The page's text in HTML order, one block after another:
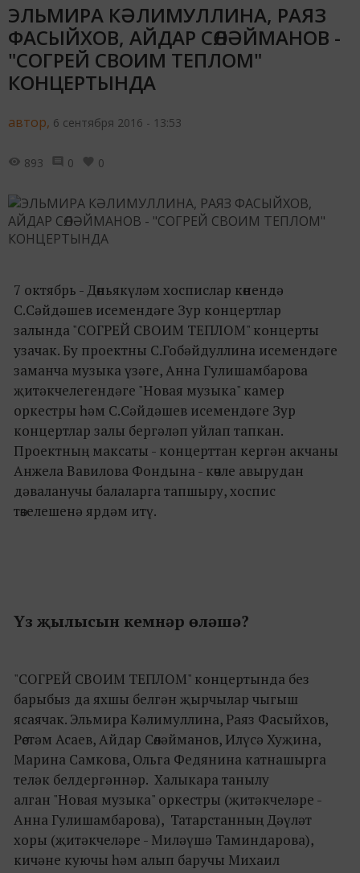
ЭЛЬМИРА КӘЛИМУЛЛИНА, РАЯЗ
ФАСЫЙХОВ, АЙДАР СӨЛӘЙМАНОВ -
"СОГРЕЙ СВОИМ ТЕПЛОМ"
КОНЦЕРТЫНДА
автор, 6 сентября 2016 - 13:53
893 0 0
7 октябрь - Дөньякүләм хоспислар көнендә
С.Сәйдәшев исемендәге Зур концертлар
залында "СОГРЕЙ СВОИМ ТЕПЛОМ" концерты
узачак. Бу проектны С.Гобәйдуллина исемендәге
заманча музыка үзәге, Анна Гулишамбарова
җитәкчелегендәге "Новая музыка" камер
оркестры һәм С.Сәйдәшев исемендәге Зур
концертлар залы бергәләп уйлап тапкан.
Проектның максаты - концерттан кергән акчаны
Анжела Вавилова Фондына - көчле авырудан
дәваланучы балаларга тапшыру, хоспис
төзелешенә ярдәм итү.
Үз җылысын кемнәр өләшә?
"СОГРЕЙ СВОИМ ТЕПЛОМ" концертында без
барыбыз да яхшы белгән җырчылар чыгыш
ясаячак. Эльмира Кәлимуллина, Раяз Фасыйхов,
Рөстәм Асаев, Айдар Сөләйманов, Илүсә Хуҗина,
Марина Самкова, Ольга Федянина катнашырга
теләк белдергәннәр. Халыкара танылу
алган "Новая музыка" оркестры (җитәкчеләре -
Анна Гулишамбарова), Татарстанның Дәүләт
хоры (җитәкчеләре - Миләүшә Таминдарова),
кичәне куючы һәм алып баручы Михаил